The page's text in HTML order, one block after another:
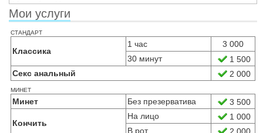
Мои услуги
стандарт
Классика
1 час
3 000
30 минут
1 500
Секс анальный
2 000
минет
Минет
Без презерватива 3 500
Кончить
На лицо
1 000
В рот